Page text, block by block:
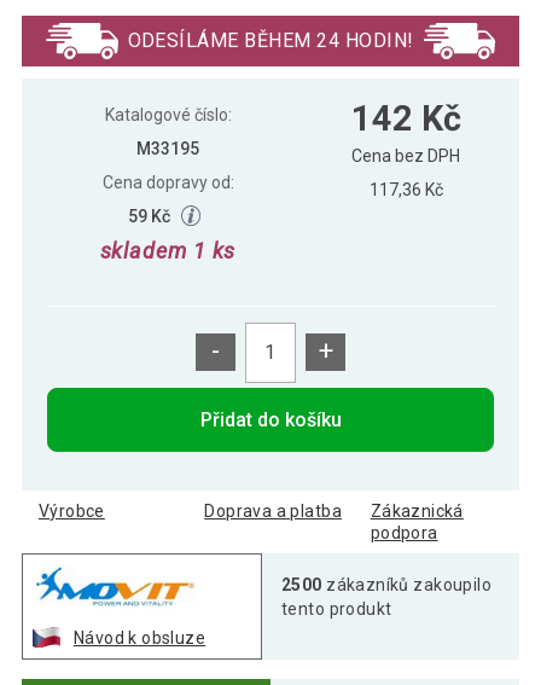
cm, chrom, 350 kg nos.
ODESÍLÁME BĚHEM 24 HODIN!
Katalogové číslo:
M33195
Cena dopravy od:
59 Kč
skladem 1 ks
142 Kč
Cena bez DPH
117,36 Kč
- +
Přidat do košíku
Výrobce Doprava a platba
Zákaznická
podpora
Návod k obsluze
2500 zákazníků zakoupilo
tento produkt